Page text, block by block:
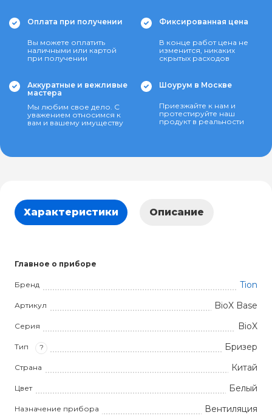
Оплата при получении
Вы можете оплатить
наличными или картой
при получении
Фиксированная цена
В конце работ цена не
изменится, никаких
скрытых расходов
Аккуратные и вежливые
мастера
Мы любим свое дело. С
уважением относимся к
вам и вашему имуществу
Шоурум в Москве
Приезжайте к нам и
протестируйте наш
продукт в реальности
Характеристики Описание
Главное о приборе
Бренд Tion
Артикул BioX Base
Серия BioX
Тип ? Бризер
Страна Китай
Цвет Белый
Назначение прибора Вентиляция